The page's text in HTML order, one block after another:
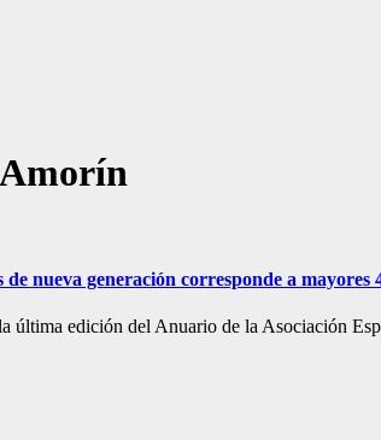
de nueva generación corresponde a mayores
última edición del Anuario de la Asociación